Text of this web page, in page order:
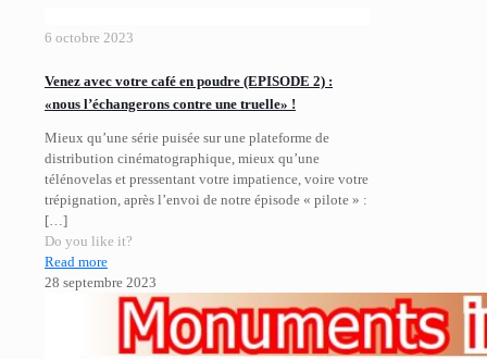
6 octobre 2023
Venez avec votre café en poudre (EPISODE 2) :
«nous l’échangerons contre une truelle» !
Mieux qu’une série puisée sur une plateforme de
distribution cinématographique, mieux qu’une
télénovelas et pressentant votre impatience, voire votre
trépignation, après l’envoi de notre épisode « pilote » :
[…]
Do you like it?
Read more
28 septembre 2023